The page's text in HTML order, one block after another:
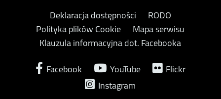
Deklaracja dostępności
RODO
Polityka plików Cookie
Mapa serwisu
Klauzula informacyjna dot. Facebooka
Facebook
YouTube
Flickr
Instagram